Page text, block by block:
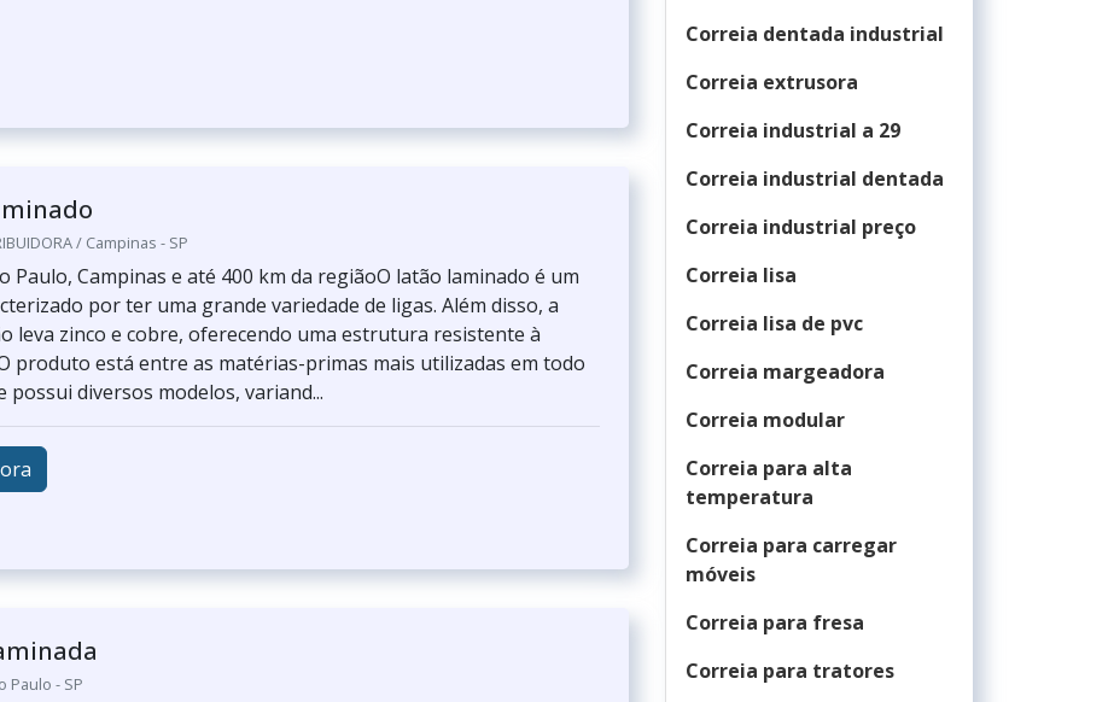
/ Campinas - SP
Paulo, Campinas e até 400 km da regiãoO latão laminado é um
por ter uma grande variedade de ligas. Além disso, a
leva zinco e cobre, oferecendo uma estrutura resistente à
produto está entre as matérias-primas mais utilizadas em todo
possui diversos modelos, variand...
Paulo - SP
Correia dentada industrial
Correia extrusora
Correia industrial a 29
Correia industrial dentada
Correia industrial preço
Correia lisa
Correia lisa de pvc
Correia margeadora
Correia modular
Correia para alta
temperatura
Correia para carregar
móveis
Correia para fresa
Correia para tratores